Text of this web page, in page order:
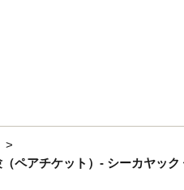
ペアチケット）- シーカヤッ